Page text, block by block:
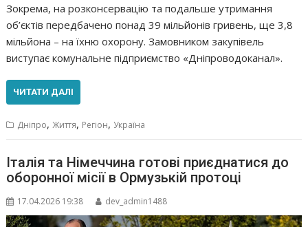
Зокрема, на розконсервацію та подальше утримання
об’єктів передбачено понад 39 мільйонів гривень, ще 3,8
мільйона – на їхню охорону. Замовником закупівель
виступає комунальне підприємство «Дніпроводоканал».
ЧИТАТИ ДАЛІ
Дніпро, Життя, Регіон,Україна
Італія та Німеччина готові приєднатися до
оборонної місії в Ормузькій протоці
17.04.2026 19:38 dev_admin1488